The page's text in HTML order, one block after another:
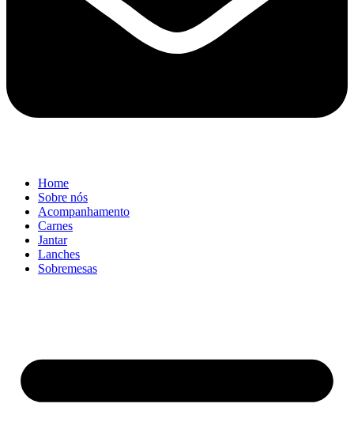
Home
Sobre nós
Acompanhamento
Carnes
Jantar
Lanches
Sobremesas